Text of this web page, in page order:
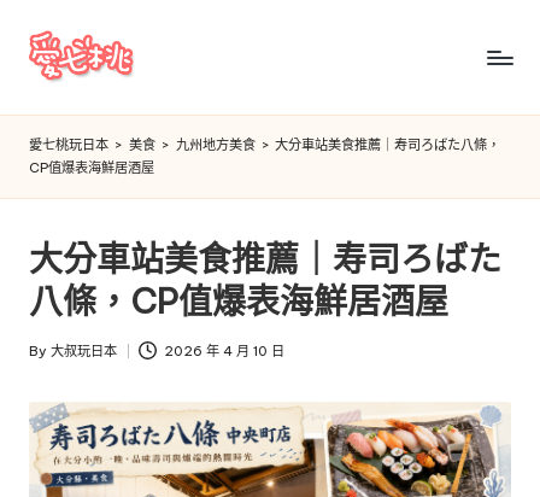
Skip
愛
七
桃
玩
日
本
愛七桃玩日本 > 美食 > 九州地方美食 > 大分車站美食推薦｜寿司ろばた八條，
CP值爆表海鮮居酒屋
大分車站美食推薦｜寿司ろばた
八條，CP值爆表海鮮居酒屋
Posted
By 大叔玩日本 2026 年 4 月 10 日